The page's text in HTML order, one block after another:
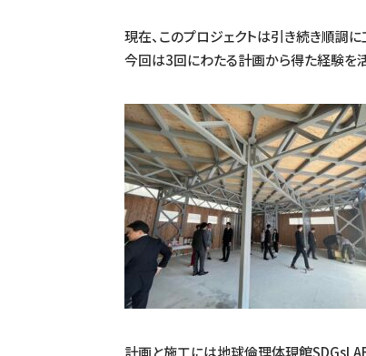
現在、このプロジェクトは引き続き順調
今回は3回にわたる計画から得た経験を
計画と施工には地球倫理体現館